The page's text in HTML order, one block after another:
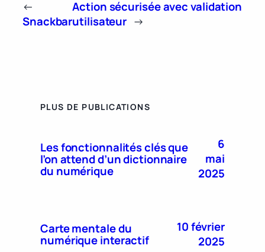
←
Snackbar
Action sécurisée avec validation
utilisateur →
PLUS DE PUBLICATIONS
Les fonctionnalités clés que
l’on attend d’un dictionnaire
du numérique
6
mai
2025
Carte mentale du
numérique interactif
10 février
2025